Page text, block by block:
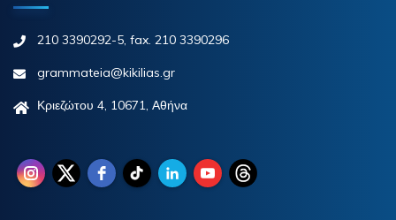
210 3390292-5, fax. 210 3390296
grammateia@kikilias.gr
Κριεζώτου 4, 10671, Αθήνα